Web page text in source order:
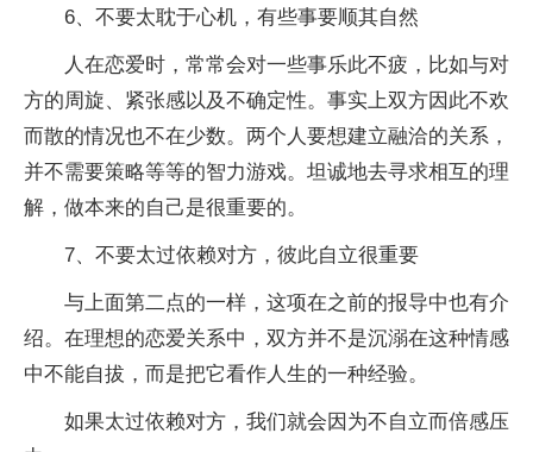
6、不要太耽于心机，有些事要顺其自然
人在恋爱时，常常会对一些事乐此不疲，比如与对
方的周旋、紧张感以及不确定性。事实上双方因此不欢
而散的情况也不在少数。两个人要想建立融洽的关系，
并不需要策略等等的智力游戏。坦诚地去寻求相互的理
解，做本来的自己是很重要的。
7、不要太过依赖对方，彼此自立很重要
与上面第二点的一样，这项在之前的报导中也有介
绍。在理想的恋爱关系中，双方并不是沉溺在这种情感
中不能自拔，而是把它看作人生的一种经验。
如果太过依赖对方，我们就会因为不自立而倍感压